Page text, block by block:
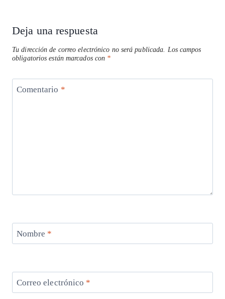
Deja una respuesta
Tu dirección de correo electrónico no será publicada.
Los campos
obligatorios están marcados con *
Comentario *
Nombre *
Correo electrónico *